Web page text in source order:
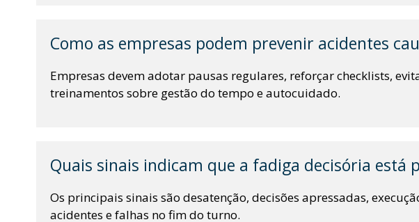
Como as empresas podem prevenir acidentes
Empresas devem adotar pausas regulares, reforçar checklists,
treinamentos sobre gestão do tempo e autocuidado.
Quais sinais indicam que a fadiga decisória está
Os principais sinais são desatenção, decisões apressadas,
acidentes e falhas no fim do turno.